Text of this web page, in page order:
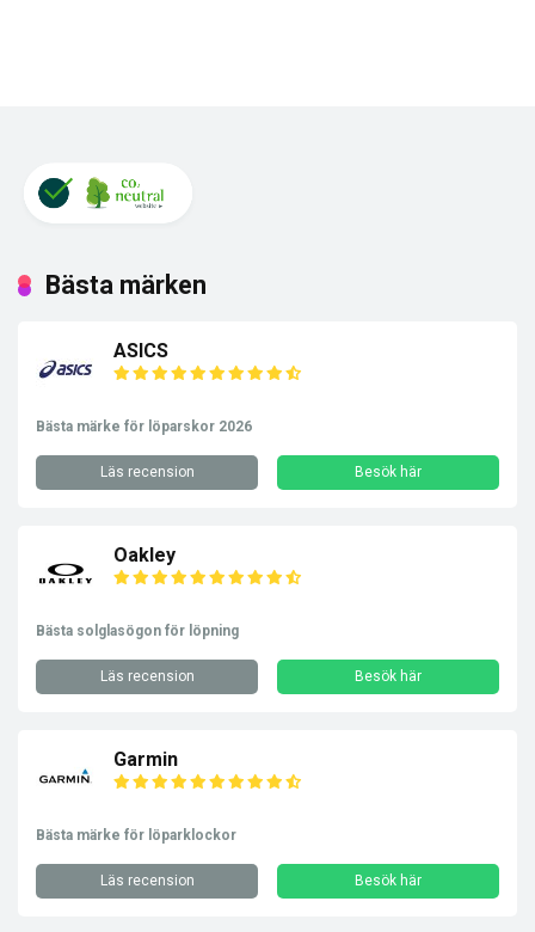
Bästa märken
ASICS
Bästa märke för löparskor 2026
Läs recension Besök här
Oakley
Bästa solglasögon för löpning
Läs recension Besök här
Garmin
Bästa märke för löparklockor
Läs recension Besök här